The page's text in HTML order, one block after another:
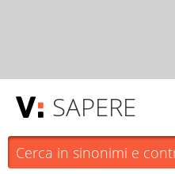
SAPERE